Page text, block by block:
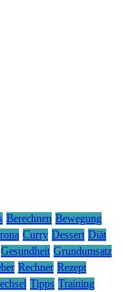
Berechnen Bewegung
Curry Dessert Diät
Gesundheit Grundumsatz
Rechner Rezept
Tipps Training